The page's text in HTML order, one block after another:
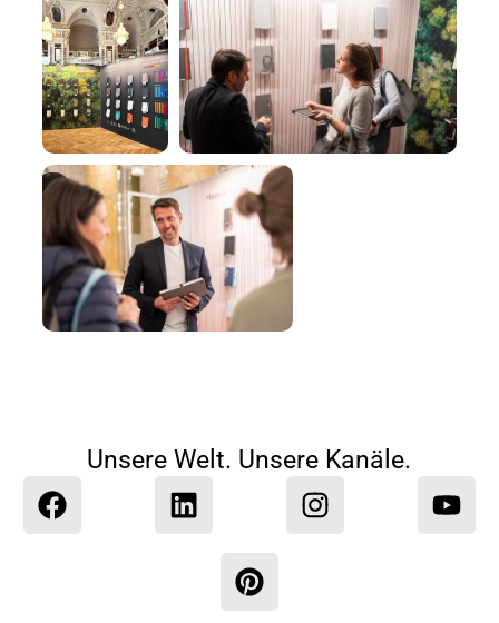
Unsere Welt. Unsere Kanäle.